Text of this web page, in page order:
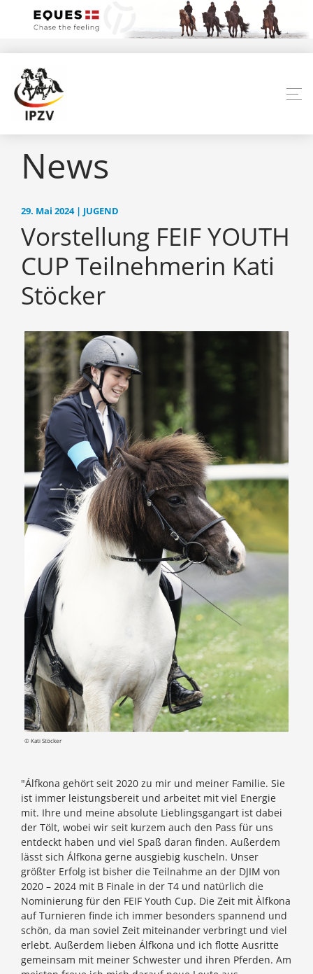
News
29. Mai 2024 | JUGEND
Vorstellung FEIF YOUTH
CUP Teilnehmerin Kati
Stöcker
© Kati Stöcker
"Álfkona gehört seit 2020 zu mir und meiner Familie. Sie
ist immer leistungsbereit und arbeitet mit viel Energie
mit. Ihre und meine absolute Lieblingsgangart ist dabei
der Tölt, wobei wir seit kurzem auch den Pass für uns
entdeckt haben und viel Spaß daran finden. Außerdem
lässt sich Álfkona gerne ausgiebig kuscheln. Unser
größter Erfolg ist bisher die Teilnahme an der DJIM von
2020 – 2024 mit B Finale in der T4 und natürlich die
Nominierung für den FEIF Youth Cup. Die Zeit mit Àlfkona
auf Turnieren finde ich immer besonders spannend und
schön, da man soviel Zeit miteinander verbringt und viel
erlebt. Außerdem lieben Álfkona und ich flotte Ausritte
gemeinsam mit meiner Schwester und ihren Pferden. Am